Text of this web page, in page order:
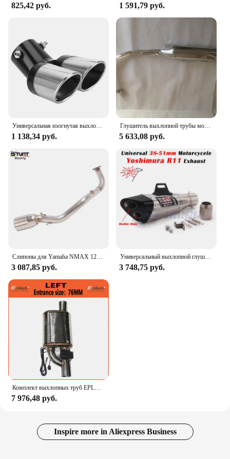
825,42 руб. 1 591,79 руб.
Универсальная изогнутая выхлопная труба автомобиля с двойным выходом, глушитель, хвостовая труба, украшение автомобиля, хромированная хвостовая труба, автомобильный Стайлинг из нержавеющей стали
1 138,34 руб.
Глушитель выхлопной трубы мотоцикла YBR125
5 633,08 руб.
Слипоны для Yamaha NMAX 125 155 NMAX125 NMAX155 2021 2022 мотоциклетный выхлопной эвакуатор мото модификация передней звеньевой трубы с датчиком H2O
3 087,85 руб.
Универсальный выхлопной глушитель Yoshimura R11 для мотоцикла, 51 мм, модифицированный глушитель, двойное отверстие для Z900 MT 07 CB650F NC700 RC390 R15
3 748,75 руб.
7 976,48 руб.
Inspire more in Aliexpress Business